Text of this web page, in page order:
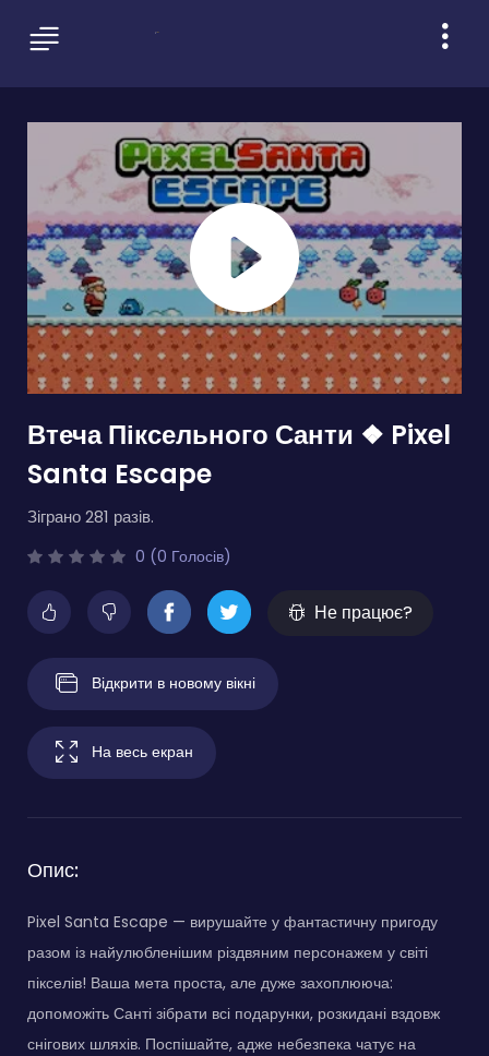
Втеча Піксельного Санти ❖ Pixel
Santa Escape
Зіграно 281 разів.
0 (0 Голосів)
Не працює?
Відкрити в новому вікні
На весь екран
Опис:
Pixel Santa Escape — вирушайте у фантастичну пригоду
разом із найулюбленішим різдвяним персонажем у світі
пікселів! Ваша мета проста, але дуже захоплююча:
допоможіть Санті зібрати всі подарунки, розкидані вздовж
снігових шляхів. Поспішайте, адже небезпека чатує на